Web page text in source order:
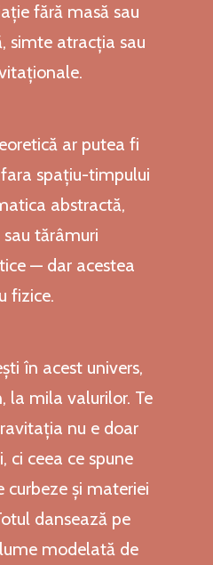
fără masă sau
simte atracția sau
ar putea fi
spațiu-timpului
abstractă,
tărâmuri
— dar acestea
fizice.
în acest univers,
la mila valurilor. Te
nu e doar
ci ceea ce spune
curbeze și materiei
dansează pe
modelată de